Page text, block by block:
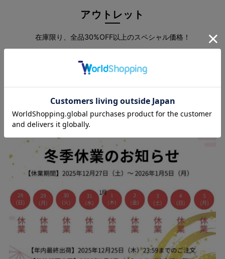
360°ストレッチでストレスフリー
しゃがんでもグーンと伸びるバツグンの伸縮性が魅力です。
きれいなシルエットをキープしつつ窮屈感がないので、一日中快
適♪
ウエストバッグゴムでお腹周りも楽ちんながら、前開きデザイン
でトップスをインしてもかっこよく決まります。
アウトレット
在庫限り、全品30%OFF以上のスペシャル価格！
more
スタッフブログ